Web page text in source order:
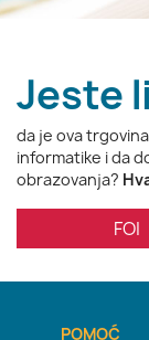
Jeste
da je ova
informatike i da
obrazovanja?
FOI
POMOĆ